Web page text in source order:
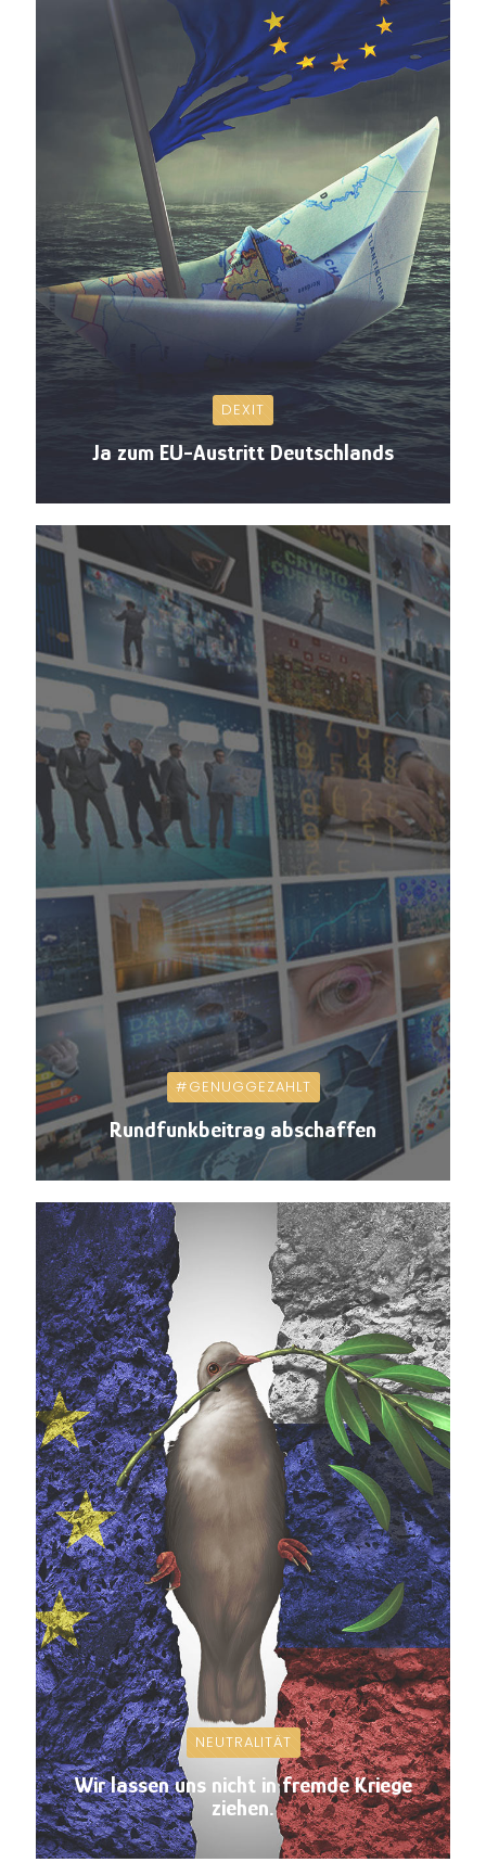
DEXIT
Ja zum EU-Austritt Deutschlands
#GENUGGEZAHLT
Rundfunkbeitrag abschaffen
NEUTRALITÄT
Wir lassen uns nicht in fremde Kriege
ziehen.